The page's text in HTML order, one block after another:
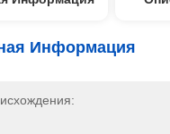
Информация